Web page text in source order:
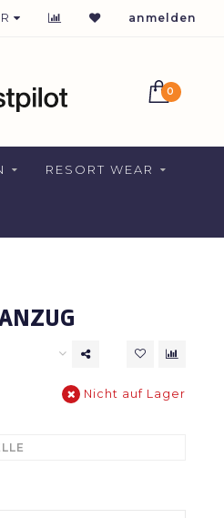
verfügbar anmelden
0
RESORT WEAR
Nicht auf Lager